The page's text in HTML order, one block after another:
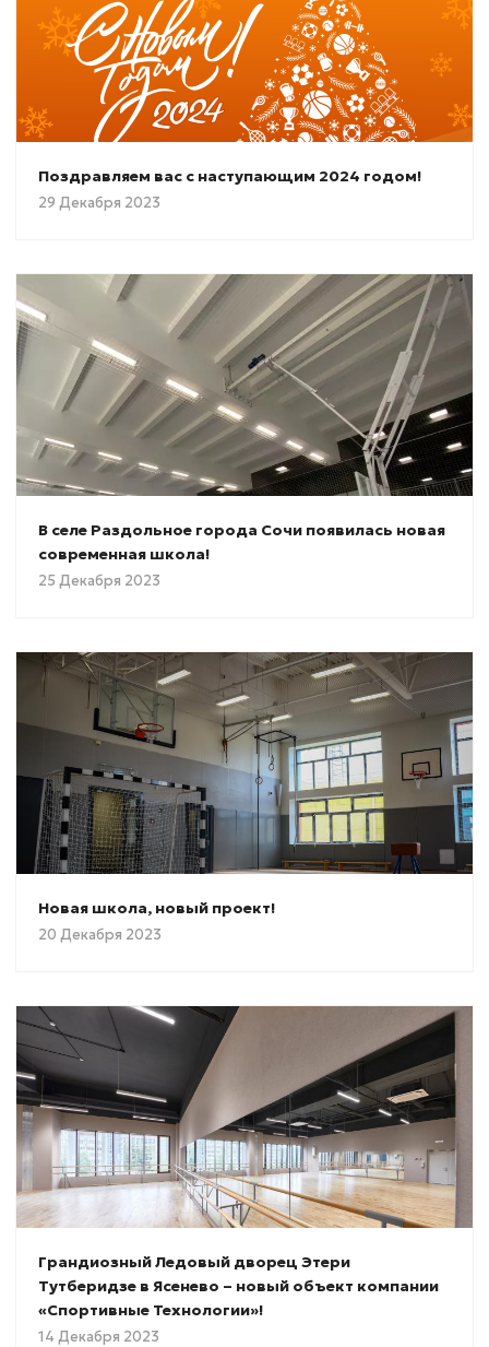
Поздравляем вас с наступающим 2024 годом!
29 Декабря 2023
В селе Раздольное города Сочи появилась новая
современная школа!
25 Декабря 2023
Новая школа, новый проект!
20 Декабря 2023
Грандиозный Ледовый дворец Этери
Тутберидзе в Ясенево – новый объект компании
«Спортивные Технологии»!
14 Декабря 2023